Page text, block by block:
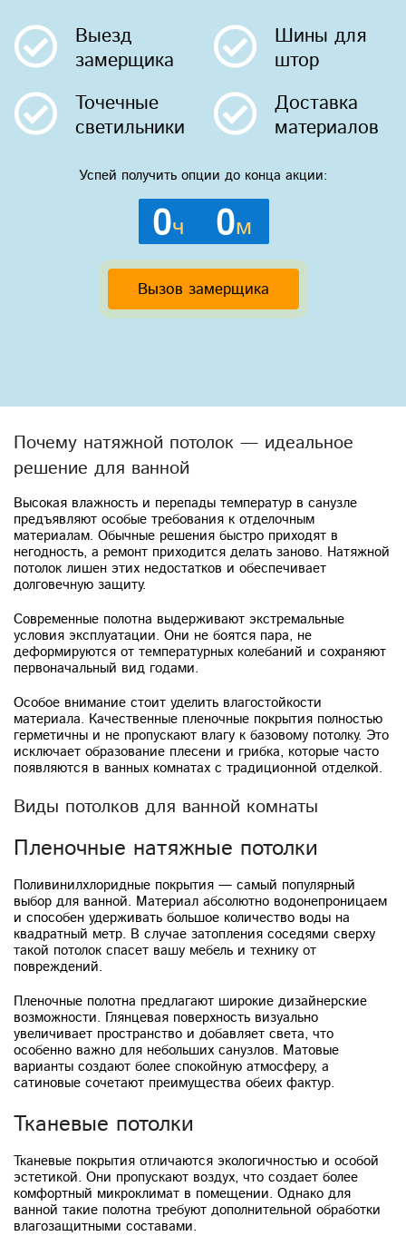
Выезд
замерщика
Шины для
штор
Точечные
светильники
Доставка
материалов
Успей получить опции до конца акции:
0ч 0м
Вызов замерщика
Почему натяжной потолок — идеальное
решение для ванной
Высокая влажность и перепады температур в санузле
предъявляют особые требования к отделочным
материалам. Обычные решения быстро приходят в
негодность, а ремонт приходится делать заново. Натяжной
потолок лишен этих недостатков и обеспечивает
долговечную защиту.
Современные полотна выдерживают экстремальные
условия эксплуатации. Они не боятся пара, не
деформируются от температурных колебаний и сохраняют
первоначальный вид годами.
Особое внимание стоит уделить влагостойкости
материала. Качественные пленочные покрытия полностью
герметичны и не пропускают влагу к базовому потолку. Это
исключает образование плесени и грибка, которые часто
появляются в ванных комнатах с традиционной отделкой.
Виды потолков для ванной комнаты
Пленочные натяжные потолки
Поливинилхлоридные покрытия — самый популярный
выбор для ванной. Материал абсолютно водонепроницаем
и способен удерживать большое количество воды на
квадратный метр. В случае затопления соседями сверху
такой потолок спасет вашу мебель и технику от
повреждений.
Пленочные полотна предлагают широкие дизайнерские
возможности. Глянцевая поверхность визуально
увеличивает пространство и добавляет света, что
особенно важно для небольших санузлов. Матовые
варианты создают более спокойную атмосферу, а
сатиновые сочетают преимущества обеих фактур.
Тканевые потолки
Тканевые покрытия отличаются экологичностью и особой
эстетикой. Они пропускают воздух, что создает более
комфортный микроклимат в помещении. Однако для
ванной такие полотна требуют дополнительной обработки
влагозащитными составами.